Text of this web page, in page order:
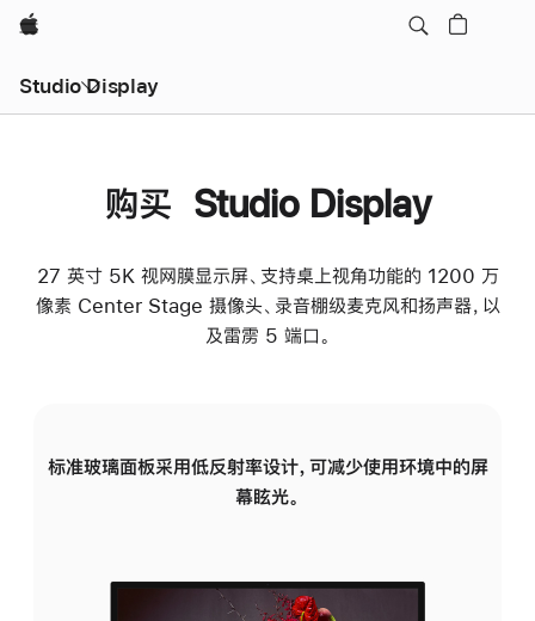
Apple
Studio Display
购买 Studio Display
27 英寸 5K 视网膜显示屏、支持桌上视角功能的 1200 万
像素 Center Stage 摄像头、录音棚级麦克风和扬声器，以
及雷雳 5 端口。
标准玻璃面板采用低反射率设计，可减少使用环境中的屏
幕眩光。